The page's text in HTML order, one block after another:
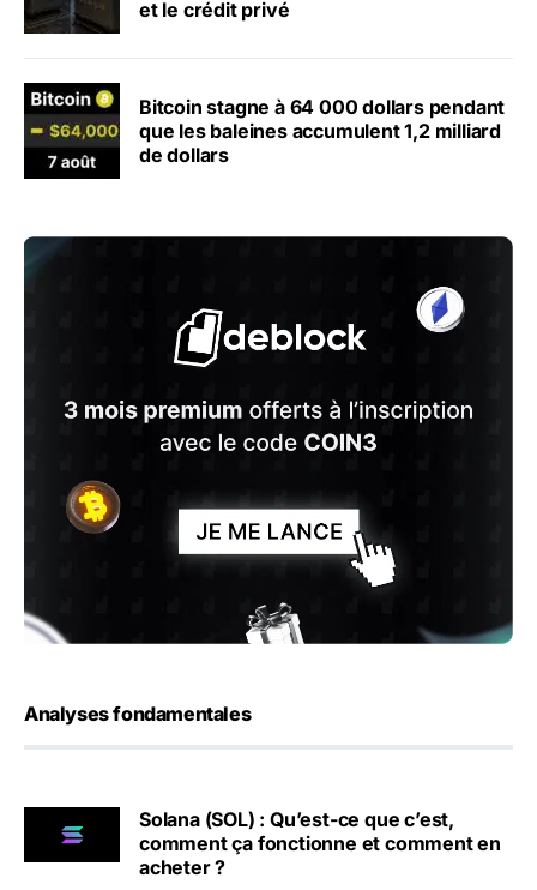
et le crédit privé
Bitcoin stagne à 64 000 dollars pendant
que les baleines accumulent 1,2 milliard
de dollars
Analyses fondamentales
Solana (SOL) : Qu’est-ce que c’est,
comment ça fonctionne et comment en
acheter ?